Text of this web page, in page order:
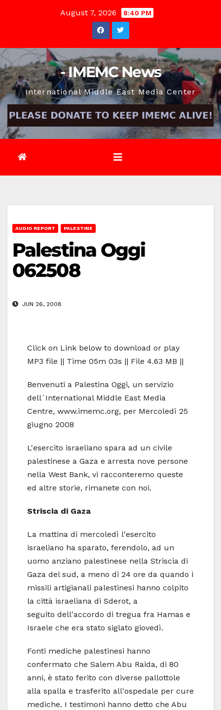
August 7, 2026 8:40 PM
- IMEMC News
International Middle East Media Center
AUDIO REPORT PALESTINE
Palestina Oggi
062508
JUN 26, 2008
Click on Link below to download or play
MP3 file || Time 05m 03s || File 4.63 MB ||
Benvenuti a Palestina Oggi, un servizio
dell`International Middle East Media
Centre, www.imemc.org, per Mercoledì 25
giugno 2008
L'esercito israeliano spara ad un civile
palestinese a Gaza e arresta nove persone
nella West Bank, vi racconteremo queste
ed altre storie, rimanete con noi.
Striscia di Gaza
La mattina di mercoledì l'esercito
israeliano ha sparato, ferendolo, ad un
uomo anziano palestinese nella Striscia di
Gaza del sud, a meno di 24 ore da quando i
missili artigianali palestinesi hanno colpito
la città israeliana di Sderot, a
seguito dell'accordo di tregua fra Hamas e
Israele che era stato siglato giovedì.
Fonti mediche palestinesi hanno
confermato che Salem Abu Raida, di 80
anni, è stato ferito con diverse pallottole
alla spalla e trasferito all'ospedale per cure
mediche. I testimoni hanno detto che Abu